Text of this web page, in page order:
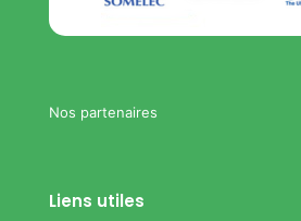
Nos partenaires
Liens utiles